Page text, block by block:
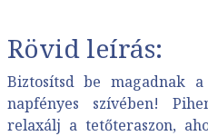
Rövid leírás:
Biztosítsd be magadnak
napfényes szívében!
relaxálj a tetőteraszon,